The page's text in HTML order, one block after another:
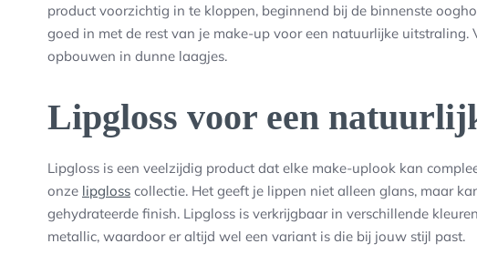
product voorzichtig in te kloppen, beginnend bij de binnenste
goed in met de rest van je make-up voor een natuurlijke uitstraling.
opbouwen in dunne laagjes.
Lipgloss voor een
Lipgloss is een veelzijdig product dat elke make-uplook kan
onze lipgloss collectie. Het geeft je lippen niet alleen glans, maar
gehydrateerde finish. Lipgloss is verkrijgbaar in verschillende
metallic, waardoor er altijd wel een variant is die bij jouw stijl past.